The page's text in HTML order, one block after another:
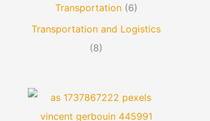
Transportation(6)
Transportation and Logistics
(8)